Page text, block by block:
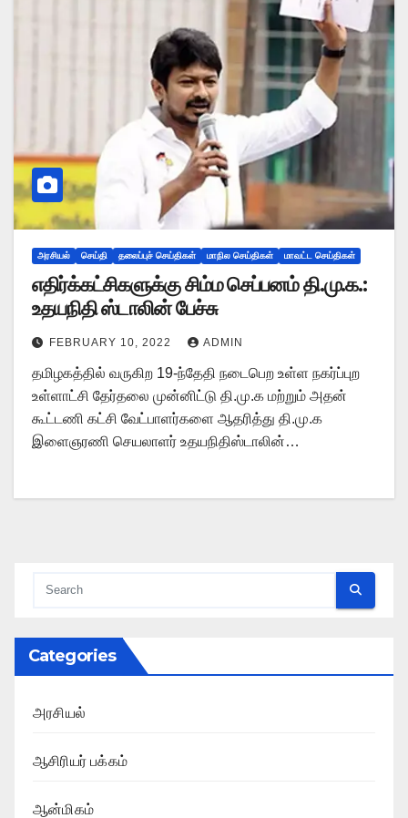
அரசியல் செய்தி தலைப்புச் செய்திகள் மாநில செய்திகள் மாவட்ட செய்திகள்
எதிர்க்கட்சிகளுக்கு சிம்ம செப்பனம் தி.மு.க.:
உதயநிதி ஸ்டாலின் பேச்சு
FEBRUARY 10, 2022 ADMIN
தமிழகத்தில் வருகிற 19-ந்தேதி நடைபெற உள்ள நகர்ப்புற
உள்ளாட்சி தேர்தலை முன்னிட்டு தி.மு.க மற்றும் அதன்
கூட்டணி கட்சி வேட்பாளர்களை ஆதரித்து தி.மு.க
இளைஞரணி செயலாளர் உதயநிதிஸ்டாலின்…
Categories
அரசியல்
ஆசிரியர் பக்கம்
ஆன்மிகம்